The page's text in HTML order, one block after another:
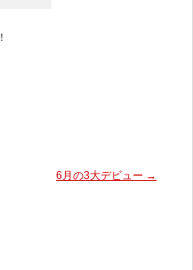
6月の3大デビュー →